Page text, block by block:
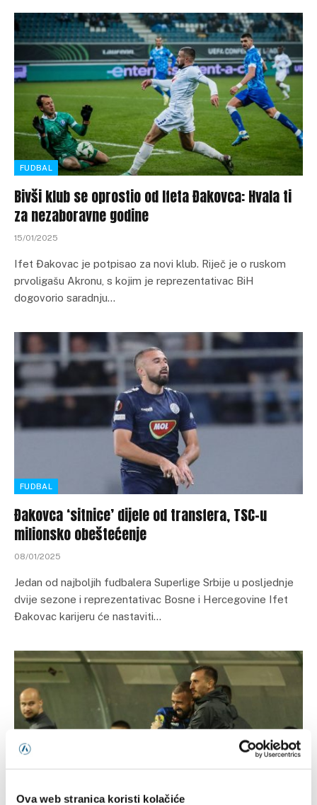
Ova web stranica koristi kolačiće
FUDBAL
Bivši klub se oprostio od Ifeta Đakovca: Hvala ti
za nezaboravne godine
15/01/2025
Ifet Đakovac je potpisao za novi klub. Riječ je o ruskom
prvoligašu Akronu, s kojim je reprezentativac BiH
dogovorio saradnju…
FUDBAL
Đakovca ‘sitnice’ dijele od transfera, TSC-u
milionsko obeštećenje
08/01/2025
Jedan od najboljih fudbalera Superlige Srbije u posljednje
dvije sezone i reprezentativac Bosne i Hercegovine Ifet
Đakovac karijeru će nastaviti…